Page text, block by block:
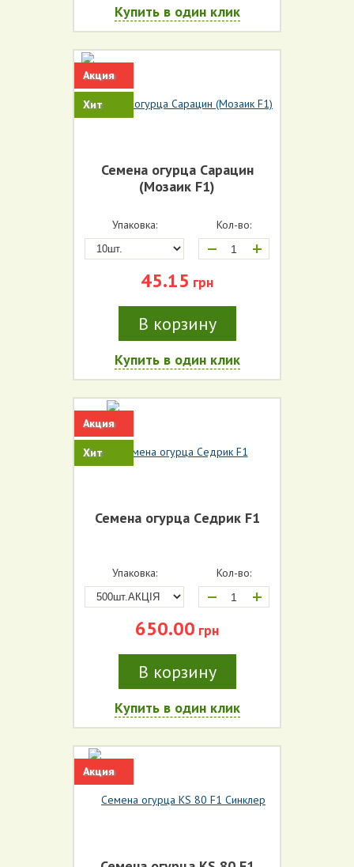
Купить в один клик
Акция
Хит
Семена огурца Сарацин
(Мозаик F1)
Упаковка: Кол-во:
+
45.15 грн
В корзину
Купить в один клик
Акция
Хит
Семена огурца Cедрик F1
Упаковка: Кол-во:
+
650.00 грн
В корзину
Купить в один клик
Акция